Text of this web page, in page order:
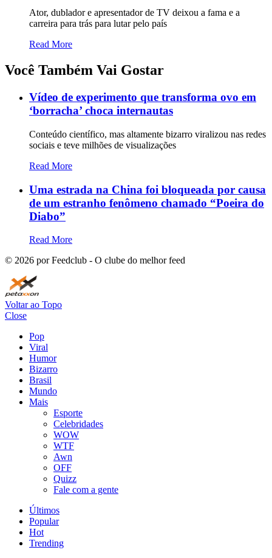
Ator, dublador e apresentador de TV deixou a fama e a
carreira para trás para lutar pelo país
Read More
Você Também Vai Gostar
Vídeo de experimento que transforma ovo em
‘borracha’ choca internautas
Conteúdo científico, mas altamente bizarro viralizou nas redes
sociais e teve milhões de visualizações
Read More
Uma estrada na China foi bloqueada por causa
de um estranho fenômeno chamado “Poeira do
Diabo”
Read More
© 2026 por Feedclub - O clube do melhor feed
Voltar ao Topo
Close
Pop
Viral
Humor
Bizarro
Brasil
Mundo
Mais
Esporte
Celebridades
WOW
WTF
Awn
OFF
Quizz
Fale com a gente
Últimos
Popular
Hot
Trending